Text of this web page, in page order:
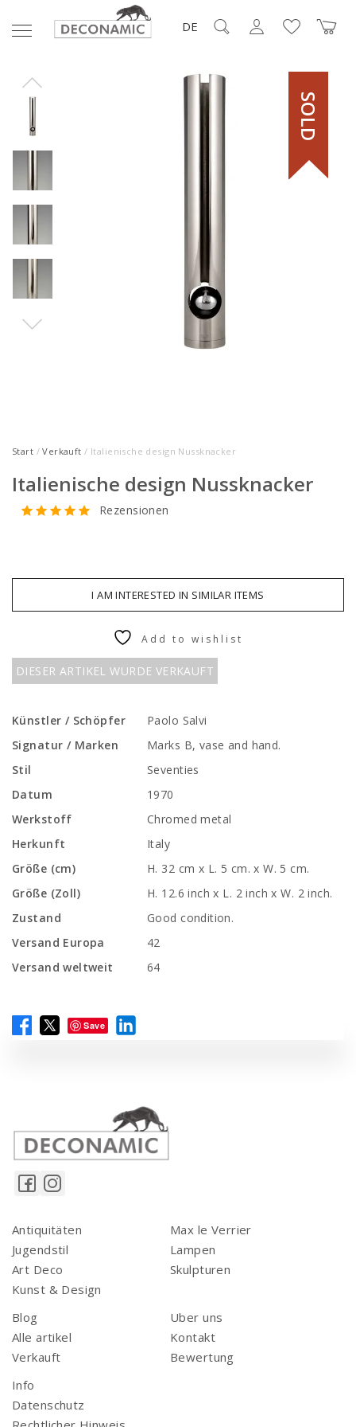
DE
SOLD
Start /Verkauft / Italienische design Nussknacker
Italienische design Nussknacker
Rezensionen
I AM INTERESTED IN SIMILAR ITEMS
DIESER ARTIKEL WURDE VERKAUFT
Add to wishlist
Künstler / Schöpfer
Paolo Salvi
Signatur / Marken
Marks B, vase and hand.
Stil
Seventies
Datum
1970
Werkstoff
Chromed metal
Herkunft
Italy
Größe (cm)
H. 32 cm x L. 5 cm. x W. 5 cm.
Größe (Zoll)
H. 12.6 inch x L. 2 inch x W. 2 inch.
Zustand
Good condition.
Versand Europa
42
Versand weltweit
64
Save
Antiquitäten
Jugendstil
Art Deco
Kunst & Design
Max le Verrier
Lampen
Skulpturen
Blog
Alle artikel
Verkauft
Uber uns
Kontakt
Bewertung
Info
Datenschutz